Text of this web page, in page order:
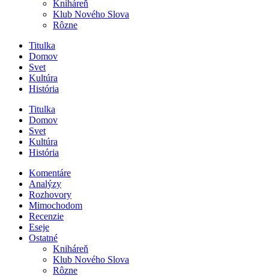
Kniháreň
Klub Nového Slova
Rôzne
Titulka
Domov
Svet
Kultúra
História
Titulka
Domov
Svet
Kultúra
História
Komentáre
Analýzy
Rozhovory
Mimochodom
Recenzie
Eseje
Ostatné
Kniháreň
Klub Nového Slova
Rôzne